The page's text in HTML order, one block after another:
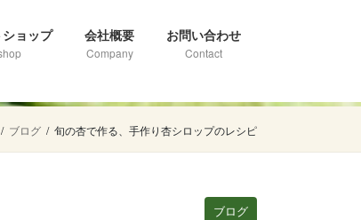
ョップ 会社概要
Company
お問い合わせ
Contact
ブログ 旬の杏で作る、手作り杏シロップのレシピ
ブログ